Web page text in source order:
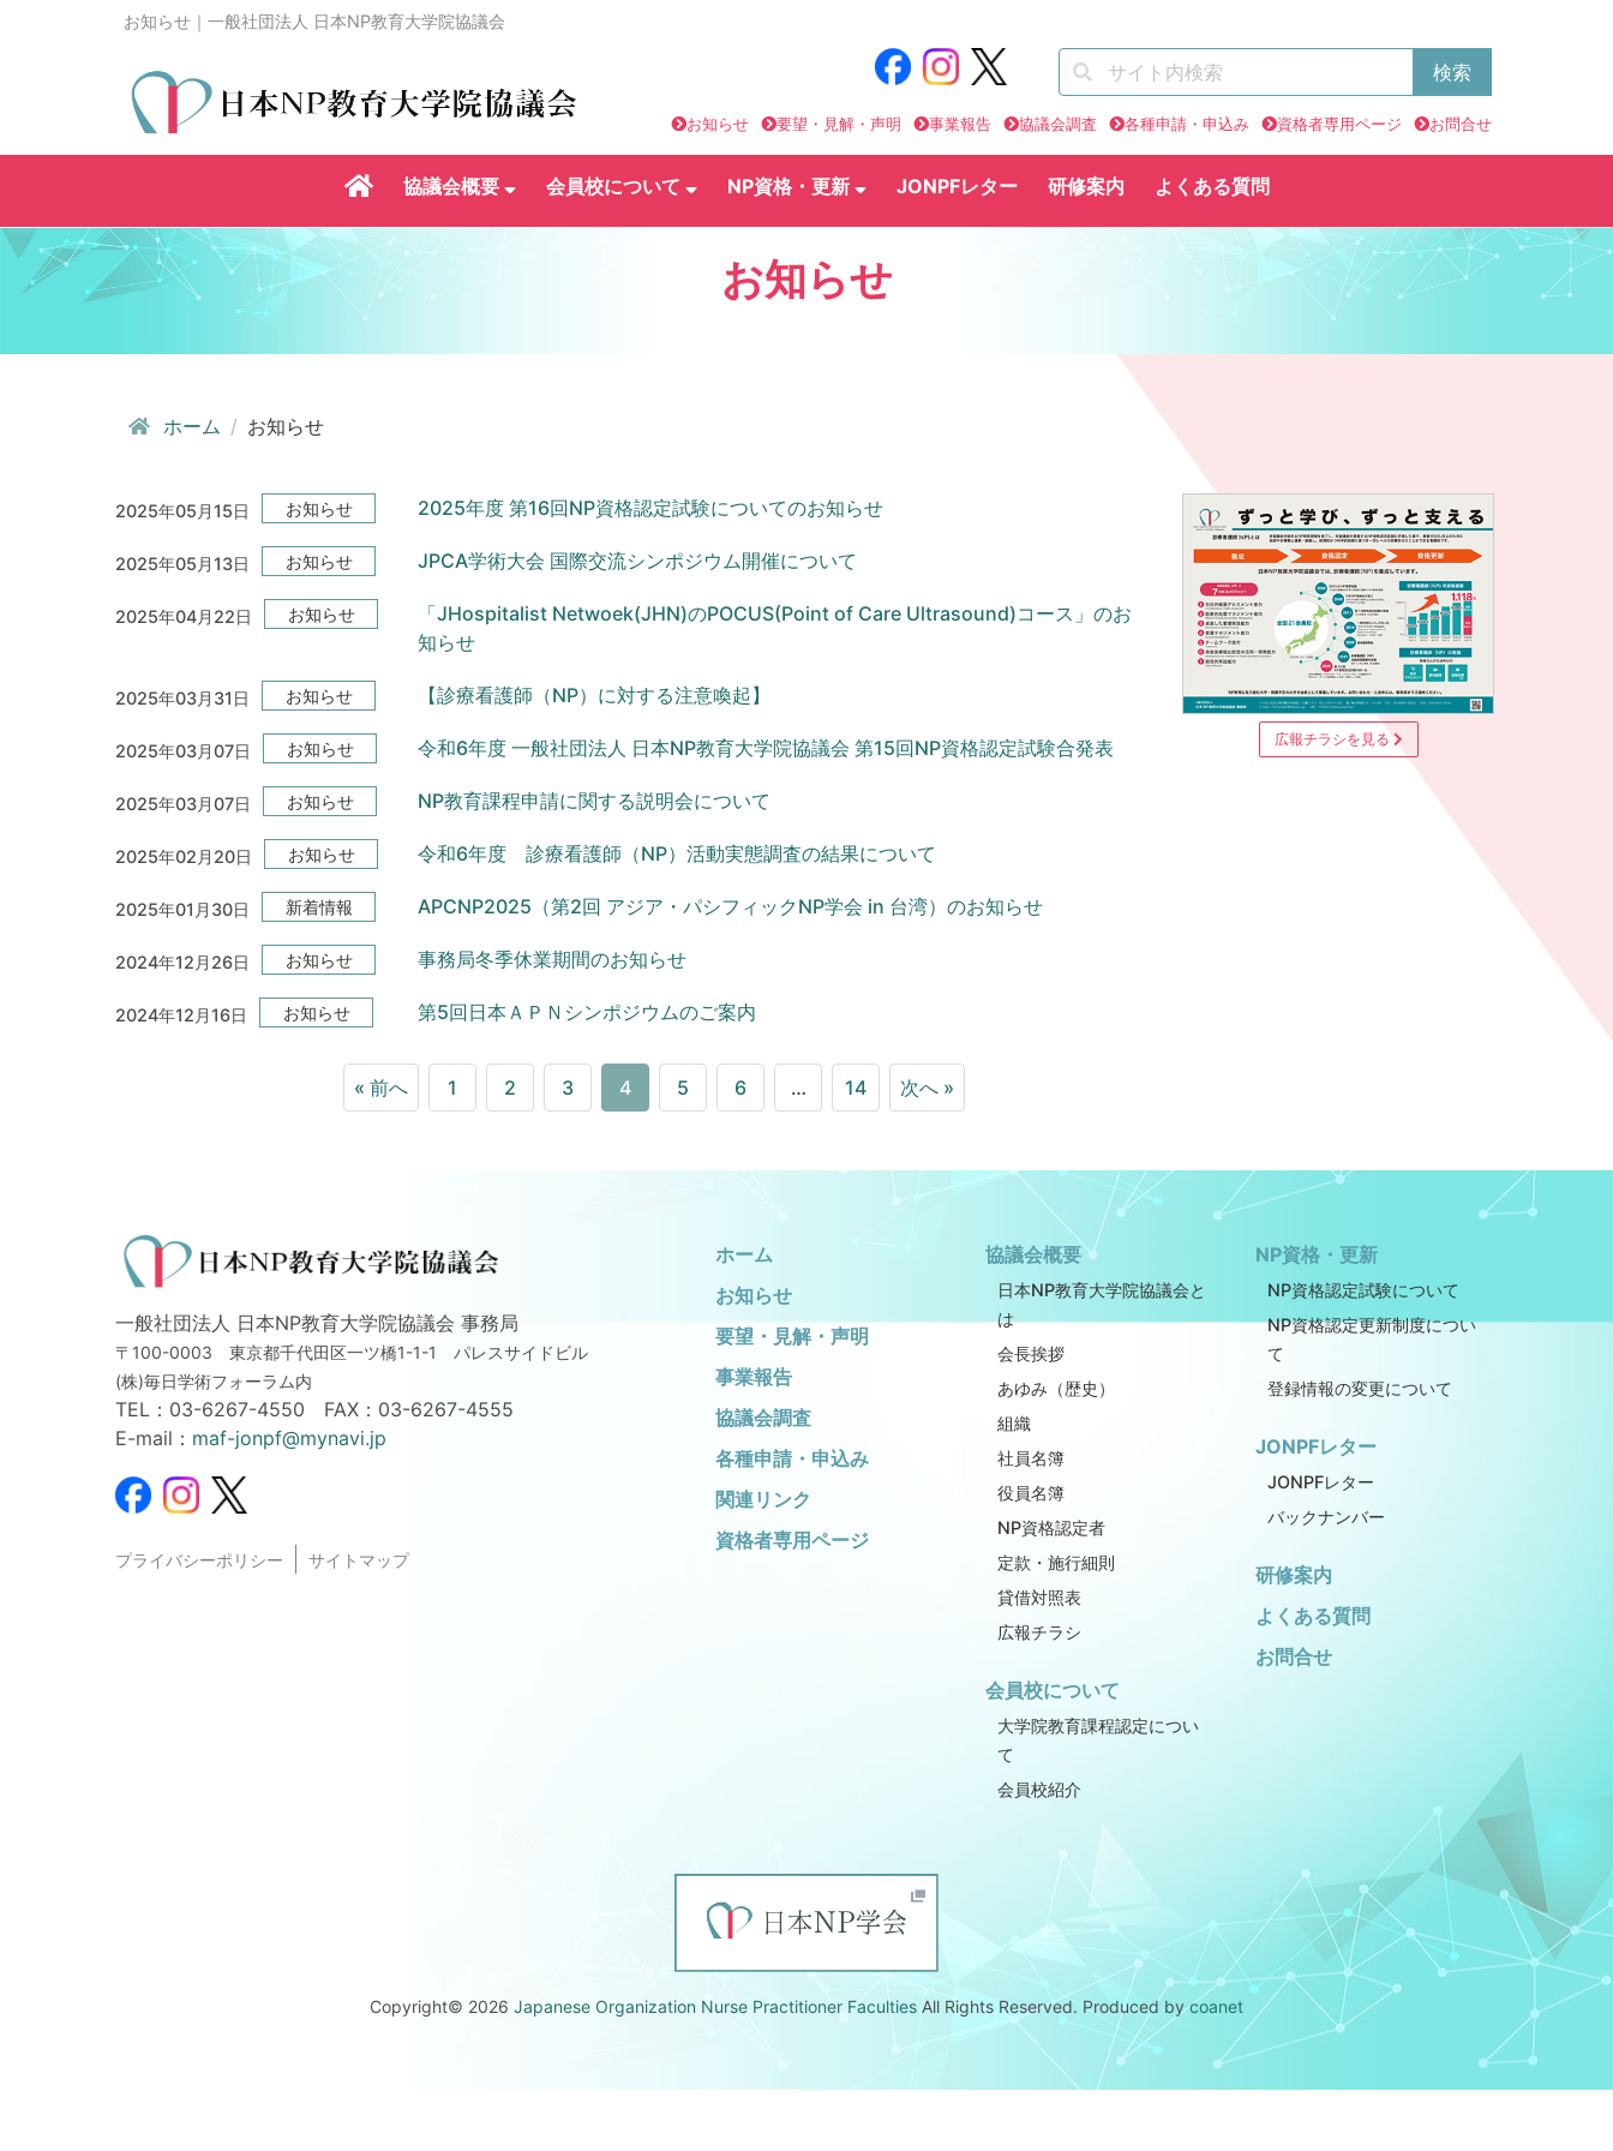
お知らせ｜一般社団法人 日本NP教育大学院協議会
お知らせ 要望・見解・声明 事業報告 協議会調査 各種申請・申込み 資格者専用ページ お問合せ
協議会概要 会員校について NP資格・更新 JONPFレター 研修案内 よくある質問
お知らせ
ホーム お知らせ
2025年05月15日 お知らせ 2025年度 第16回NP資格認定試験についてのお知らせ
2025年05月13日 お知らせ JPCA学術大会 国際交流シンポジウム開催について
2025年04月22日 お知らせ
「JHospitalist Netwoek(JHN)のPOCUS(Point of Care Ultrasound)コース」のお
知らせ
2025年03月31日 お知らせ 【診療看護師（NP）に対する注意喚起】
2025年03月07日 お知らせ 令和6年度 一般社団法人 日本NP教育大学院協議会 第15回NP資格認定試験合発表
2025年03月07日 お知らせ NP教育課程申請に関する説明会について
2025年02月20日 お知らせ 令和6年度 診療看護師（NP）活動実態調査の結果について
2025年01月30日 新着情報 APCNP2025（第2回 アジア・パシフィックNP学会 in 台湾）のお知らせ
2024年12月26日 お知らせ 事務局冬季休業期間のお知らせ
2024年12月16日 お知らせ 第5回日本ＡＰＮシンポジウムのご案内
« 前へ 1 2 3 4 5 6 … 14 次へ »
広報チラシを見る
ホーム
お知らせ
要望・見解・声明
事業報告
協議会調査
各種申請・申込み
関連リンク
資格者専用ページ
協議会概要
日本NP教育大学院協議会と
は
会長挨拶
あゆみ（歴史）
組織
社員名簿
役員名簿
NP資格認定者
定款・施行細則
貸借対照表
広報チラシ
会員校について
大学院教育課程認定につい
て
会員校紹介
NP資格・更新
NP資格認定試験について
NP資格認定更新制度につい
て
登録情報の変更について
JONPFレター
JONPFレター
バックナンバー
研修案内
よくある質問
お問合せ
一般社団法人 日本NP教育大学院協議会 事務局
〒100-0003 東京都千代田区一ツ橋1-1-1 パレスサイドビル
(株)毎日学術フォーラム内
TEL： 03-6267-4550 FAX：03-6267-4555
E-mail： maf-jonpf@mynavi.jp
プライバシーポリシー サイトマップ
Copyright© 2026 Japanese Organization Nurse Practitioner Faculties All Rights Reserved. Produced bycoanet